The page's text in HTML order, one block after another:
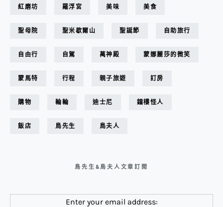
紅磨坊 羅浮宮 美味 美食
聖母院 聖米歇爾山 聖誕節 自助旅行
自由行 自駕 萬神殿 蒙娜麗莎的微笑
蒙馬特 行程 親子旅遊 訂房
購物 輪輪 迪士尼 鐘樓怪人
飯店 鳥先生 鳥夫人
鳥先生&鳥夫人文章訂閱
Enter your email address: